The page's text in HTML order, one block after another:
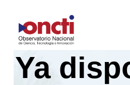
al
contenido
Ya